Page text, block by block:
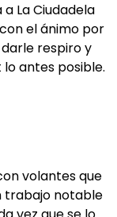
La Ciudadela
el ánimo por
respiro y
antes posible.
volantes que
trabajo notable